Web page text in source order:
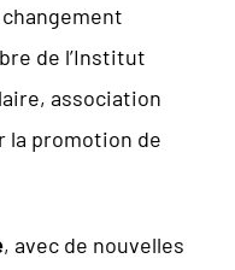
de l’Institut
association
la promotion de
, avec de nouvelles